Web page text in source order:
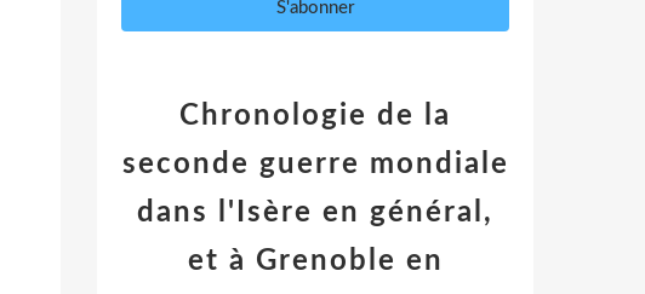
Chronologie de la
seconde guerre mondiale
dans l'Isère en général,
et à Grenoble en